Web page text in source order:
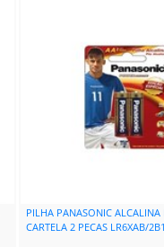
PILHA PANASONIC ALCALINA
CARTELA 2 PECAS LR6XAB/